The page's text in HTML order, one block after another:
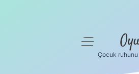
menüyü
Çocuk